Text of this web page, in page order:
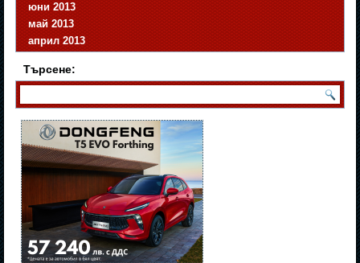
юни 2013
май 2013
април 2013
Търсене: